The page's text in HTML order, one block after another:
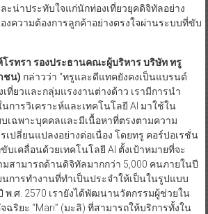
น่าประทับใจแก่นักท่องเที่ยวยุคดิจิทัลอย่าง
งความต้องการลูกค้าอย่างตรงใจผ่านระบบที่ขับ
โรทรา รองประธานคณะผู้บริหาร บริษัท ทรู
ชน) กล่าวว่า “ทรูและดีแทคยังคงเป็นแบรนด์
ที่ยวและกลุ่มแรงงานต่างด้าว เรามีการนำ
การวิเคราะห์และเทคโนโลยี AI มาใช้ใน
เฉพาะบุคคลและมีเนื้อหาที่ตรงตามความ
เปลี่ยนแปลงอย่างต่อเนื่อง โดยทรู คอร์ปอเรชั่น
บเคลื่อนด้วยเทคโนโลยี AI ตั้งเป้าหมายที่จะ
สามารถด้านดิจิทัลมากกว่า 5,000 คนภายในปี
นการทำงานที่ทำเป็นประจำให้เป็นในรูปแบบ
พ.ศ. 2570 เรายังได้พัฒนานวัตกรรมผู้ช่วยใน
ฉริยะ “Mari” (มะลิ) ที่สามารถให้บริการทั้งใน